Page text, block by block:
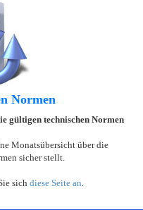
Normen
gültigen technischen Normen
Monatsübersicht über die
sicher stellt.
sich diese Seite an